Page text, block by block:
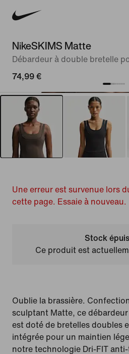
NikeSKIMS Matte
Débardeur à double bretelle
74,99 €
Une erreur est survenue lors
cette page. Essaie à nouveau.
Stock
Ce produit est
Oublie la brassière.
sculptant Matte, ce
est doté de bretelles doubles
intégrée pour un maintien
notre technologie Dri-FIT